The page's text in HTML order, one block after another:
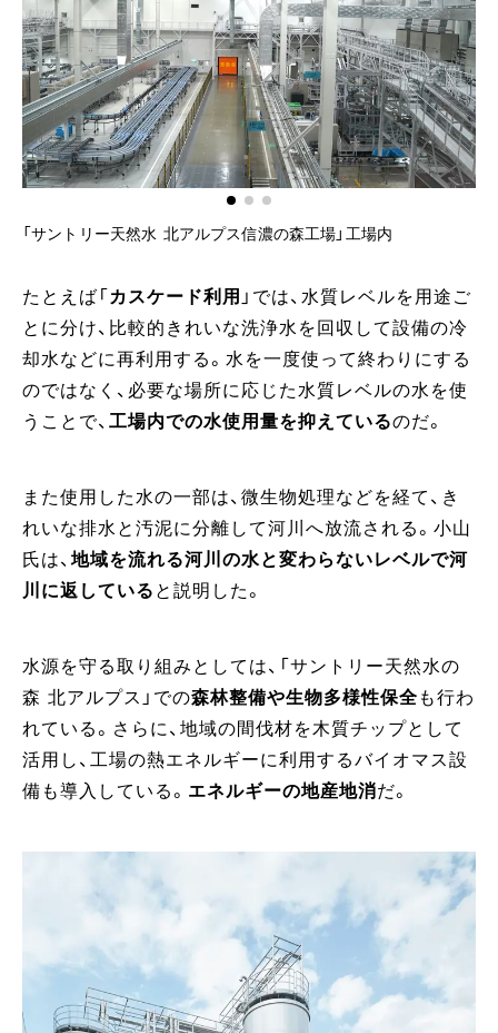
「サントリー天然水 北アルプス信濃の森工場」工場内
たとえば「 カスケード利用 」では、水質レベルを用途ご
とに分け、比較的きれいな洗浄水を回収して設備の冷
却水などに再利用する。水を一度使って終わりにする
のではなく、必要な場所に応じた水質レベルの水を使
うことで、 工場内での水使用量を抑えているのだ。
また使用した水の一部は、微生物処理などを経て、き
れいな排水と汚泥に分離して河川へ放流される。小山
氏は、 地域を流れる河川の水と変わらないレベルで河
川に返している と説明した。
水源を守る取り組みとしては、「サントリー天然水の
森 北アルプス」での森林整備や生物多様性保全 も行わ
れている。さらに、地域の間伐材を木質チップとして
活用し、工場の熱エネルギーに利用するバイオマス設
備も導入している。 エネルギーの地産地消だ。